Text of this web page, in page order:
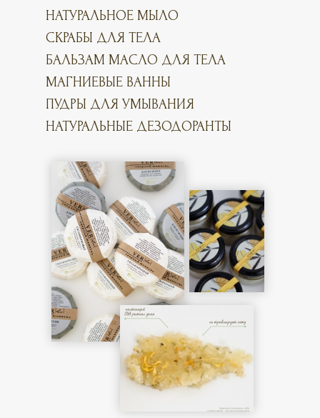
НАТУРАЛЬНОЕ МЫЛО
СКРАБЫ ДЛЯ ТЕЛА
БАЛЬЗАМ МАСЛО ДЛЯ ТЕЛА
МАГНИЕВЫЕ ВАННЫ
ПУДРЫ ДЛЯ УМЫВАНИЯ
НАТУРАЛЬНЫЕ ДЕЗОДОРАНТЫ